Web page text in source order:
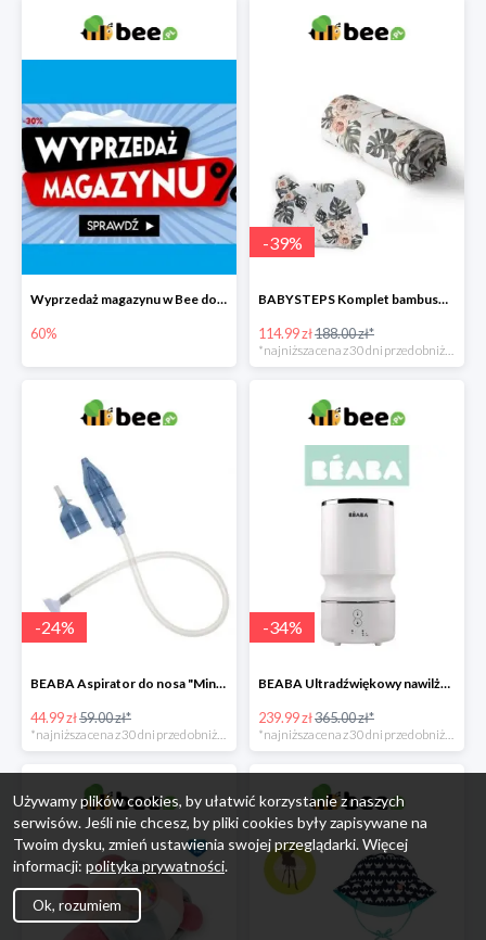
Wyprzedaż magazynu w Bee do -60%
60%
-39%
BABYSTEPS Komplet bambusowy poduszka i otulacz M Pustynne kwiaty -39%
114.99 zł188.00 zł*
-24%
BEABA Aspirator do nosa "Minidoo" -24%
44.99 zł59.00 zł*
*najniższa cena z 30 dni przed obniżką
-34%
BEABA Ultradźwiękowy nawilżacz powietrza White -34%
239.99 zł365.00 zł*
*najniższa cena z 30 dni przed obniżką
Używamy plików cookies, by ułatwić korzystanie z naszych
serwisów. Jeśli nie chcesz, by pliki cookies były zapisywane na
Twoim dysku, zmień ustawienia swojej przeglądarki. Więcej
informacji: polityka prywatności.
Ok, rozumiem